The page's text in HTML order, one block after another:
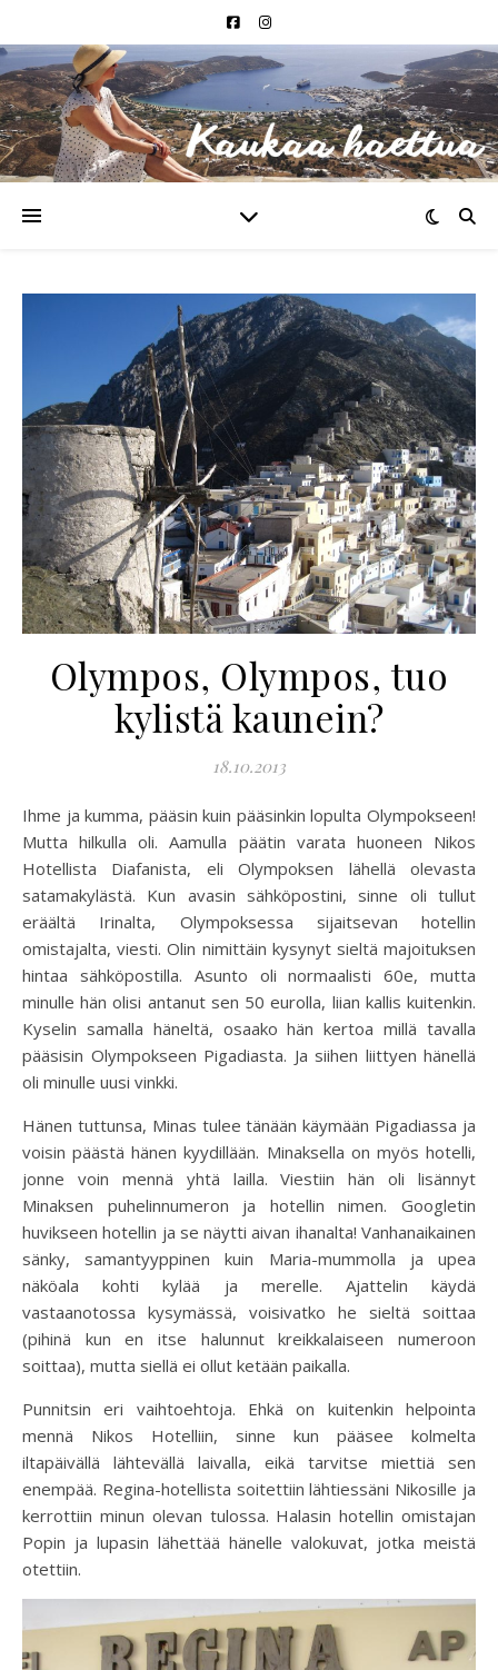
Olympos, Olympos, tuo
kylistä kaunein?
18.10.2013
Ihme ja kumma, pääsin kuin pääsinkin lopulta Olympokseen!
Mutta hilkulla oli. Aamulla päätin varata huoneen Nikos
Hotellista Diafanista, eli Olympoksen lähellä olevasta
satamakylästä. Kun avasin sähköpostini, sinne oli tullut
eräältä Irinalta, Olympoksessa sijaitsevan hotellin
omistajalta, viesti. Olin nimittäin kysynyt sieltä majoituksen
hintaa sähköpostilla. Asunto oli normaalisti 60e, mutta
minulle hän olisi antanut sen 50 eurolla, liian kallis kuitenkin.
Kyselin samalla häneltä, osaako hän kertoa millä tavalla
pääsisin Olympokseen Pigadiasta. Ja siihen liittyen hänellä
oli minulle uusi vinkki.
Hänen tuttunsa, Minas tulee tänään käymään Pigadiassa ja
voisin päästä hänen kyydillään. Minaksella on myös hotelli,
jonne voin mennä yhtä lailla. Viestiin hän oli lisännyt
Minaksen puhelinnumeron ja hotellin nimen. Googletin
huvikseen hotellin ja se näytti aivan ihanalta! Vanhanaikainen
sänky, samantyyppinen kuin Maria-mummolla ja upea
näköala kohti kylää ja merelle. Ajattelin käydä
vastaanotossa kysymässä, voisivatko he sieltä soittaa
(pihinä kun en itse halunnut kreikkalaiseen numeroon
soittaa), mutta siellä ei ollut ketään paikalla.
Punnitsin eri vaihtoehtoja. Ehkä on kuitenkin helpointa
mennä Nikos Hotelliin, sinne kun pääsee kolmelta
iltapäivällä lähtevällä laivalla, eikä tarvitse miettiä sen
enempää. Regina-hotellista soitettiin lähtiessäni Nikosille ja
kerrottiin minun olevan tulossa. Halasin hotellin omistajan
Popin ja lupasin lähettää hänelle valokuvat, jotka meistä
otettiin.